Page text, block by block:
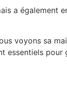
a également
voyons sa
essentiels pour